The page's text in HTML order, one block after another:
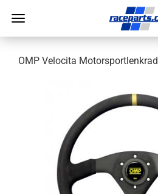
OMP Velocita Motorsportlenkrad